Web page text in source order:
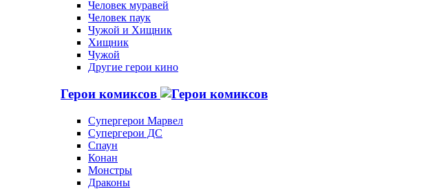
Человек муравей
Человек паук
Чужой и Хищник
Хищник
Чужой
Другие герои кино
Герои комиксов
Супергерои Марвел
Супергерои ДС
Спаун
Конан
Монстры
Драконы